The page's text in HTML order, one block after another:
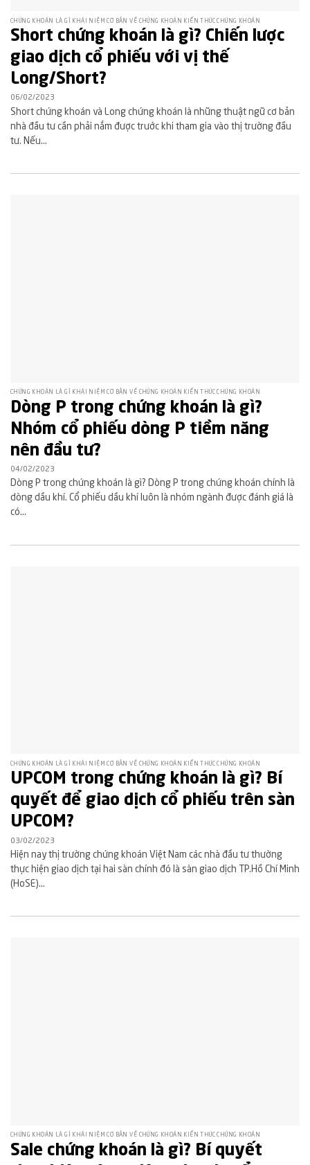
CHỨNG KHOÁN LÀ GÌ KHÁI NIỆM CƠ BẢN VỀ CHỨNG KHOÁN KIẾN THỨC CHỨNG KHOÁN
Short chứng khoán là gì? Chiến lược
giao dịch cổ phiếu với vị thế
Long/Short?
06/02/2023
Short chứng khoán và Long chứng khoán là những thuật ngữ cơ bản
nhà đầu tư cần phải nắm được trước khi tham gia vào thị trường đầu
tư. Nếu...
CHỨNG KHOÁN LÀ GÌ KHÁI NIỆM CƠ BẢN VỀ CHỨNG KHOÁN KIẾN THỨC CHỨNG KHOÁN
Dòng P trong chứng khoán là gì?
Nhóm cổ phiếu dòng P tiềm năng
nên đầu tư?
04/02/2023
Dòng P trong chứng khoán là gì? Dòng P trong chứng khoán chính là
dòng dầu khí. Cổ phiếu dầu khí luôn là nhóm ngành được đánh giá là
có...
CHỨNG KHOÁN LÀ GÌ KHÁI NIỆM CƠ BẢN VỀ CHỨNG KHOÁN KIẾN THỨC CHỨNG KHOÁN
UPCOM trong chứng khoán là gì? Bí
quyết để giao dịch cổ phiếu trên sàn
UPCOM?
03/02/2023
Hiện nay thị trường chứng khoán Việt Nam các nhà đầu tư thường
thực hiện giao dịch tại hai sàn chính đó là sàn giao dịch TP.Hồ Chí Minh
(HoSE)...
CHỨNG KHOÁN LÀ GÌ KHÁI NIỆM CƠ BẢN VỀ CHỨNG KHOÁN KIẾN THỨC CHỨNG KHOÁN
Sale chứng khoán là gì? Bí quyết